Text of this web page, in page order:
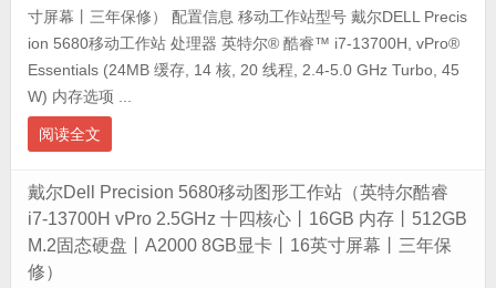
寸屏幕丨三年保修） 配置信息 移动工作站型号 戴尔DELL Precis
ion 5680移动工作站 处理器 英特尔® 酷睿™ i7-13700H, vPro®
Essentials (24MB 缓存, 14 核, 20 线程, 2.4-5.0 GHz Turbo, 45
W) 内存选项 ...
阅读全文
戴尔Dell Precision 5680移动图形工作站（英特尔酷睿
i7-13700H vPro 2.5GHz 十四核心丨16GB 内存丨512GB
M.2固态硬盘丨A2000 8GB显卡丨16英寸屏幕丨三年保
修）